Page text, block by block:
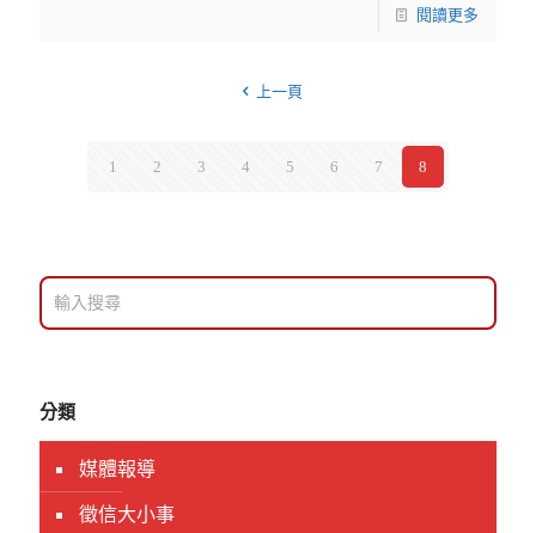
閱讀更多
上一頁
1 2 3 4 5 6 7 8
分類
媒體報導
徵信大小事